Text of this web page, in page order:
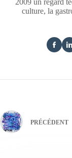
2009 un regard
culture, la
PRÉCÉDENT